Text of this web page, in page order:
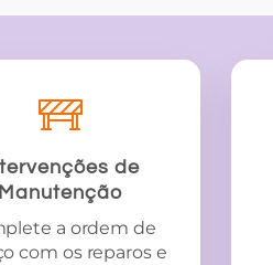
de
Manutenção
a ordem de
com os reparos e